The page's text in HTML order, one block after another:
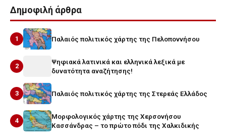
Δημοφιλή άρθρα
1 Παλαιός πολιτικός χάρτης της Πελοποννήσου
2
Ψηφιακά λατινικά και ελληνικά λεξικά με
δυνατότητα αναζήτησης!
3 Παλαιός πολιτικός χάρτης της Στερεάς Ελλάδος
4
Μορφολογικός χάρτης της Χερσονήσου
Κασσάνδρας – το πρώτο πόδι της Χαλκιδικής